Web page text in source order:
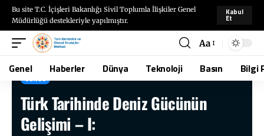
Bu site T.C. İçişleri Bakanlığı Sivil Toplumla İlişkiler Genel
Müdürlüğü destekleriyle yapılmıştır.
Kabul
Et
Aa
Genel Haberler Dünya Teknoloji Basın Bilgi
TÜRKDEGS> Blog> Genel > Türk Tarihinde Deniz Gücünün Gelişimi – I:
GENEL
Türk Tarihinde Deniz Gücünün
Gelişimi – I: